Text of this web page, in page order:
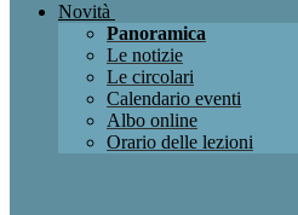
Novità
Panoramica
Le notizie
Le circolari
Calendario eventi
Albo online
Orario delle lezioni